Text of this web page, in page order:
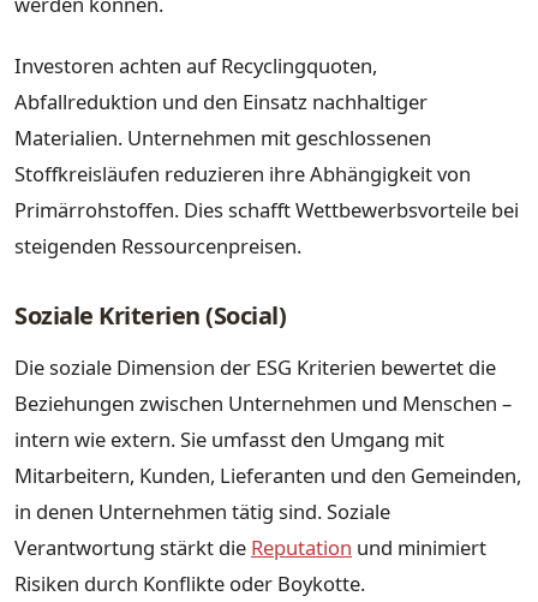
Investoren achten auf Recyclingquoten,
Abfallreduktion und den Einsatz nachhaltiger
Materialien. Unternehmen mit geschlossenen
Stoffkreisläufen reduzieren ihre Abhängigkeit von
Primärrohstoffen. Dies schafft Wettbewerbsvorteile bei
steigenden Ressourcenpreisen.
Soziale Kriterien (Social)
Die soziale Dimension der ESG Kriterien bewertet die
Beziehungen zwischen Unternehmen und Menschen –
intern wie extern. Sie umfasst den Umgang mit
Mitarbeitern, Kunden, Lieferanten und den Gemeinden,
in denen Unternehmen tätig sind. Soziale
Verantwortung stärkt die Reputation und minimiert
Risiken durch Konflikte oder Boykotte.